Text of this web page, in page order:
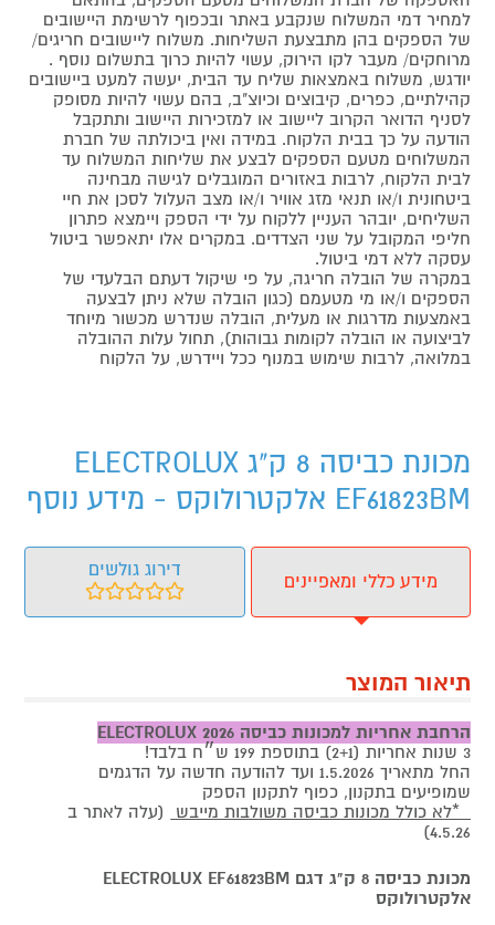
למחיר דמי המשלוח שנקבע באתר ובכפוף לרשימת היישובים
של הספקים בהן מתבצעת השליחות. משלוח ליישובים חריגים/
מרוחקים/ מעבר לקו הירוק, עשוי להיות כרוך בתשלום נוסף .
יודגש, משלוח באמצאות שליח עד הבית, יעשה למעט ביישובים
קהילתיים, כפרים, קיבוצים וכיוצ"ב, בהם עשוי להיות מסופק
לסניף הדואר הקרוב ליישוב או למזכירות היישוב ותתקבל
הודעה על כך בבית הלקוח. במידה ואין ביכולתה של חברת
המשלוחים מטעם הספקים לבצע את שליחות המשלוח עד
לבית הלקוח, לרבות באזורים המוגבלים לגישה מבחינה
ביטחונית ו/או תנאי מזג אוויר ו/או מצב העלול לסכן את חיי
השליחים, יובהר העניין ללקוח על ידי הספק ויימצא פתרון
חליפי המקובל על שני הצדדים. במקרים אלו יתאפשר ביטול
עסקה ללא דמי ביטול.
במקרה של הובלה חריגה, על פי שיקול דעתם הבלעדי של
הספקים ו/או מי מטעמם (כגון הובלה שלא ניתן לבצעה
באמצעות מדרגות או מעלית, הובלה שנדרש מכשור מיוחד
לביצועה או הובלה לקומות גבוהות), תחול עלות ההובלה
במלואה, לרבות שימוש במנוף ככל ויידרש, על הלקוח
מכונת כביסה 8 ק"ג ELECTROLUX
EF61823BM אלקטרולוקס - מידע נוסף
מידע כללי ומאפיינים
דירוג גולשים
תיאור המוצר
הרחבת אחריות למכונות כביסה ELECTROLUX 2026
3 שנות אחריות (2+1) בתוספת 199 ש״ח בלבד!
החל מתאריך 1.5.2026 ועד להודעה חדשה על הדגמים
שמופיעים בתקנון, כפוף לתקנון הספק
*לא כולל מכונות כביסה משולבות מייבש
(עלה לאתר ב
4.5.26)
מכונת כביסה 8 ק"ג דגם ELECTROLUX EF61823BM
אלקטרולוקס